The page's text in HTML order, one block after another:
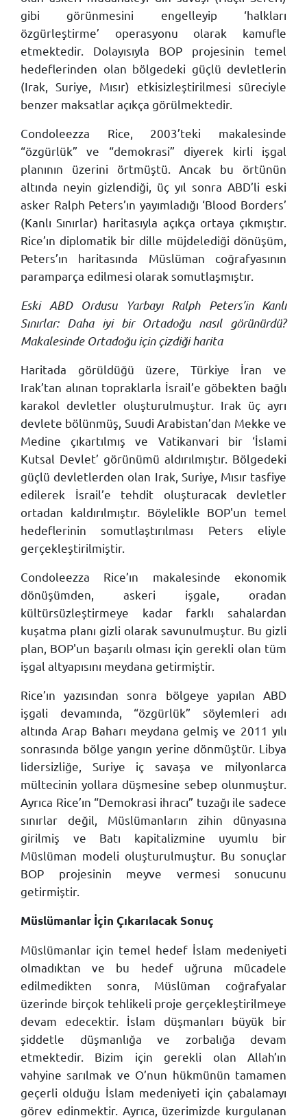
gibi görünmesini engelleyip ‘halkları
özgürleştirme’ operasyonu olarak kamufle
etmektedir. Dolayısıyla BOP projesinin temel
hedeflerinden olan bölgedeki güçlü devletlerin
(Irak, Suriye, Mısır) etkisizleştirilmesi süreciyle
benzer maksatlar açıkça görülmektedir.
Condoleezza Rice, 2003’teki makalesinde
“özgürlük” ve “demokrasi” diyerek kirli işgal
planının üzerini örtmüştü. Ancak bu örtünün
altında neyin gizlendiği, üç yıl sonra ABD’li eski
asker Ralph Peters’ın yayımladığı ‘Blood Borders’
(Kanlı Sınırlar) haritasıyla açıkça ortaya çıkmıştır.
Rice’ın diplomatik bir dille müjdelediği dönüşüm,
Peters’ın haritasında Müslüman coğrafyasının
paramparça edilmesi olarak somutlaşmıştır.
Eski ABD Ordusu Yarbayı Ralph Peters’in Kanlı
Sınırlar: Daha iyi bir Ortadoğu nasıl görünürdü?
Makalesinde Ortadoğu için çizdiği harita
Haritada görüldüğü üzere, Türkiye İran ve
Irak’tan alınan topraklarla İsrail’e göbekten bağlı
karakol devletler oluşturulmuştur. Irak üç ayrı
devlete bölünmüş, Suudi Arabistan’dan Mekke ve
Medine çıkartılmış ve Vatikanvari bir ‘İslami
Kutsal Devlet’ görünümü aldırılmıştır. Bölgedeki
güçlü devletlerden olan Irak, Suriye, Mısır tasfiye
edilerek İsrail’e tehdit oluşturacak devletler
ortadan kaldırılmıştır. Böylelikle BOP'un temel
hedeflerinin somutlaştırılması Peters eliyle
gerçekleştirilmiştir.
Condoleezza Rice’ın makalesinde ekonomik
dönüşümden, askeri işgale, oradan
kültürsüzleştirmeye kadar farklı sahalardan
kuşatma planı gizli olarak savunulmuştur. Bu gizli
plan, BOP'un başarılı olması için gerekli olan tüm
işgal altyapısını meydana getirmiştir.
Rice’ın yazısından sonra bölgeye yapılan ABD
işgali devamında, “özgürlük” söylemleri adı
altında Arap Baharı meydana gelmiş ve 2011 yılı
sonrasında bölge yangın yerine dönmüştür. Libya
lidersizliğe, Suriye iç savaşa ve milyonlarca
mültecinin yollara düşmesine sebep olunmuştur.
Ayrıca Rice’ın “Demokrasi ihracı” tuzağı ile sadece
sınırlar değil, Müslümanların zihin dünyasına
girilmiş ve Batı kapitalizmine uyumlu bir
Müslüman modeli oluşturulmuştur. Bu sonuçlar
BOP projesinin meyve vermesi sonucunu
getirmiştir.
Müslümanlar İçin Çıkarılacak Sonuç
Müslümanlar için temel hedef İslam medeniyeti
olmadıktan ve bu hedef uğruna mücadele
edilmedikten sonra, Müslüman coğrafyalar
üzerinde birçok tehlikeli proje gerçekleştirilmeye
devam edecektir. İslam düşmanları büyük bir
şiddetle düşmanlığa ve zorbalığa devam
etmektedir. Bizim için gerekli olan Allah’ın
vahyine sarılmak ve O’nun hükmünün tamamen
geçerli olduğu İslam medeniyeti için çabalamayı
görev edinmektir. Ayrıca, üzerimizde kurgulanan